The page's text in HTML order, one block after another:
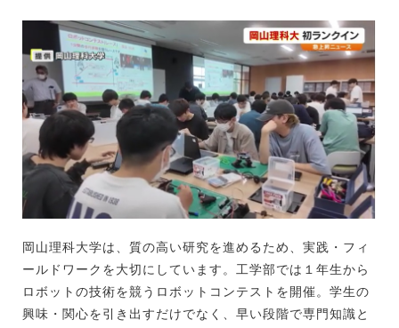
岡山理科大学は、質の高い研究を進めるため、実践・フィ
ールドワークを大切にしています。工学部では１年生から
ロボットの技術を競うロボットコンテストを開催。学生の
興味・関心を引き出すだけでなく、早い段階で専門知識と